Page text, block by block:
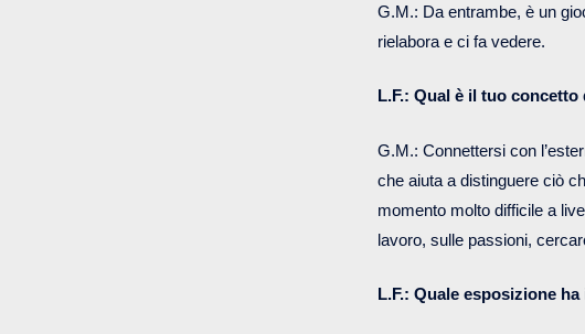
G.M.: Da entrambe, è un
rielabora e ci fa vedere.
L.F.: Qual è il tuo
G.M.: Connettersi con
che aiuta a distinguere ciò
momento molto difficile a
lavoro, sulle passioni,
L.F.: Quale esposizione